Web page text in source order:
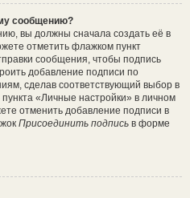
сообщению?
вы должны сначала создать её в
отметить флажком пункт
сообщения, чтобы подпись
добавление подписи по
сделав соответствующий выбор в
«Личные настройки» в личном
отменить добавление подписи в
Присоединить подпись в форме